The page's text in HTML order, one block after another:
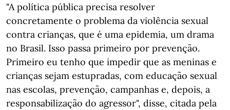
"A política pública precisa resolver
concretamente o problema da violência sexual
contra crianças, que é uma epidemia, um drama
no Brasil. Isso passa primeiro por prevenção.
Primeiro eu tenho que impedir que as meninas e
crianças sejam estupradas, com educação sexual
nas escolas, prevenção, campanhas e, depois, a
responsabilização do agressor", disse, citada pela